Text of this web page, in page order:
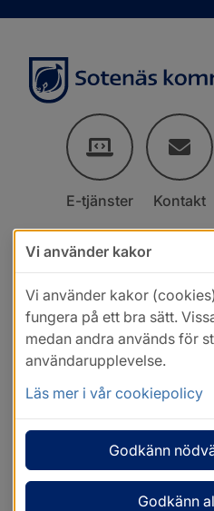
E-tjänster Kontakt
Vi använder kakor
Vi använder kakor
fungera på ett bra sätt.
medan andra används för
användarupplevelse.
Läs mer i vår cookiepolicy
Godkänn
Godkänn